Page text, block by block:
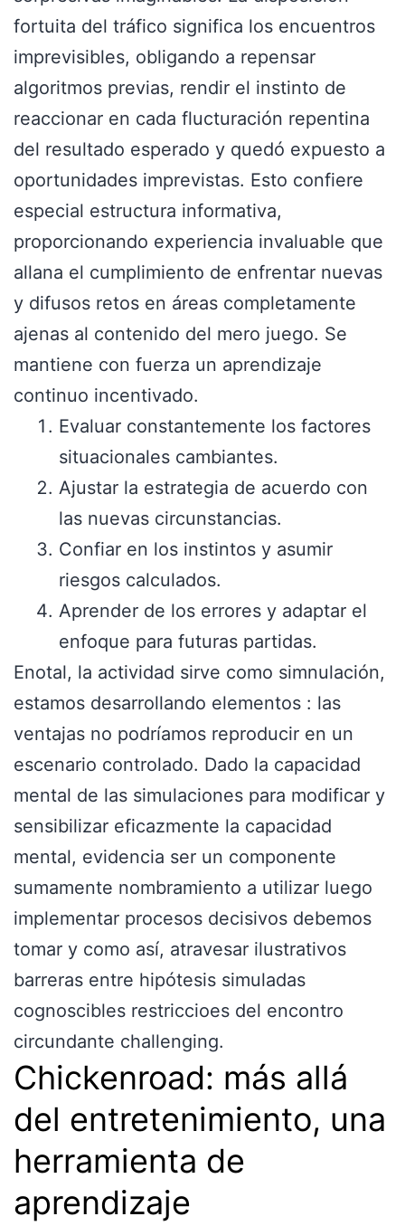
fortuita del tráfico significa los encuentros
imprevisibles, obligando a repensar
algoritmos previas, rendir el instinto de
reaccionar en cada flucturación repentina
del resultado esperado y quedó expuesto a
oportunidades imprevistas. Esto confiere
especial estructura informativa,
proporcionando experiencia invaluable que
allana el cumplimiento de enfrentar nuevas
y difusos retos en áreas completamente
ajenas al contenido del mero juego. Se
mantiene con fuerza un aprendizaje
continuo incentivado.
Evaluar constantemente los factores
situacionales cambiantes.
Ajustar la estrategia de acuerdo con
las nuevas circunstancias.
Confiar en los instintos y asumir
riesgos calculados.
Aprender de los errores y adaptar el
enfoque para futuras partidas.
Enotal, la actividad sirve como simnulación,
estamos desarrollando elementos : las
ventajas no podríamos reproducir en un
escenario controlado. Dado la capacidad
mental de las simulaciones para modificar y
sensibilizar eficazmente la capacidad
mental, evidencia ser un componente
sumamente nombramiento a utilizar luego
implementar procesos decisivos debemos
tomar y como así, atravesar ilustrativos
barreras entre hipótesis simuladas
cognoscibles restriccioes del encontro
circundante challenging.
Chickenroad: más allá
del entretenimiento, una
herramienta de
aprendizaje